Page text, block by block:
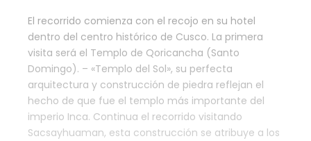
El recorrido comienza con el recojo en su hotel
dentro del centro histórico de Cusco. La primera
visita será el Templo de Qoricancha (Santo
Domingo). – «Templo del Sol», su perfecta
arquitectura y construcción de piedra reflejan el
hecho de que fue el templo más importante del
imperio Inca. Continua el recorrido visitando
Sacsayhuaman, esta construcción se atribuye a los